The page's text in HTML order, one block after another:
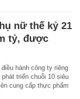
nữ thế kỷ 21
tỷ, được
hành công ty riêng
triển chuỗi 10 siêu
cung cấp thực phẩm